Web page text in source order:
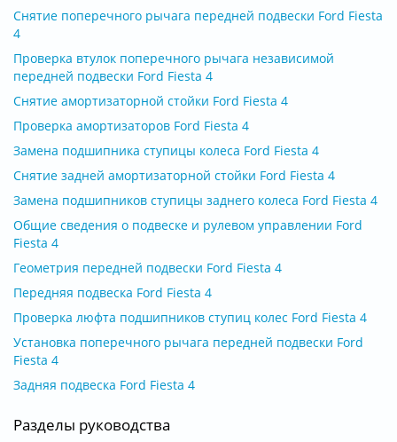
Снятие поперечного рычага передней подвески Ford Fiesta
4
Проверка втулок поперечного рычага независимой
передней подвески Ford Fiesta 4
Снятие амортизаторной стойки Ford Fiesta 4
Проверка амортизаторов Ford Fiesta 4
Замена подшипника ступицы колеса Ford Fiesta 4
Снятие задней амортизаторной стойки Ford Fiesta 4
Замена подшипников ступицы заднего колеса Ford Fiesta 4
Общие сведения о подвеске и рулевом управлении Ford
Fiesta 4
Геометрия передней подвески Ford Fiesta 4
Передняя подвеска Ford Fiesta 4
Проверка люфта подшипников ступиц колес Ford Fiesta 4
Установка поперечного рычага передней подвески Ford
Fiesta 4
Задняя подвеска Ford Fiesta 4
Разделы руководства